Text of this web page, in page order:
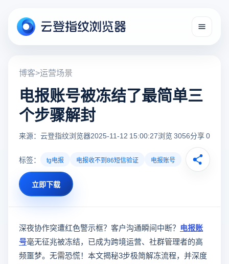
博客>运营场景
电报账号被冻结了最简单三
个步骤解封
来源：云登指纹浏览器2025-11-12 15:00:27浏览 3056分享 0
标签： tg电报 电报收不到86短信验证 电报账号
立即下载
深夜协作突遭红色警示框？客户沟通瞬间中断？ 电报账
号毫无征兆被冻结，已成为跨境运营、社群管理者的高
频噩梦。无需恐慌！本文揭秘3步极简解冻流程，并深度